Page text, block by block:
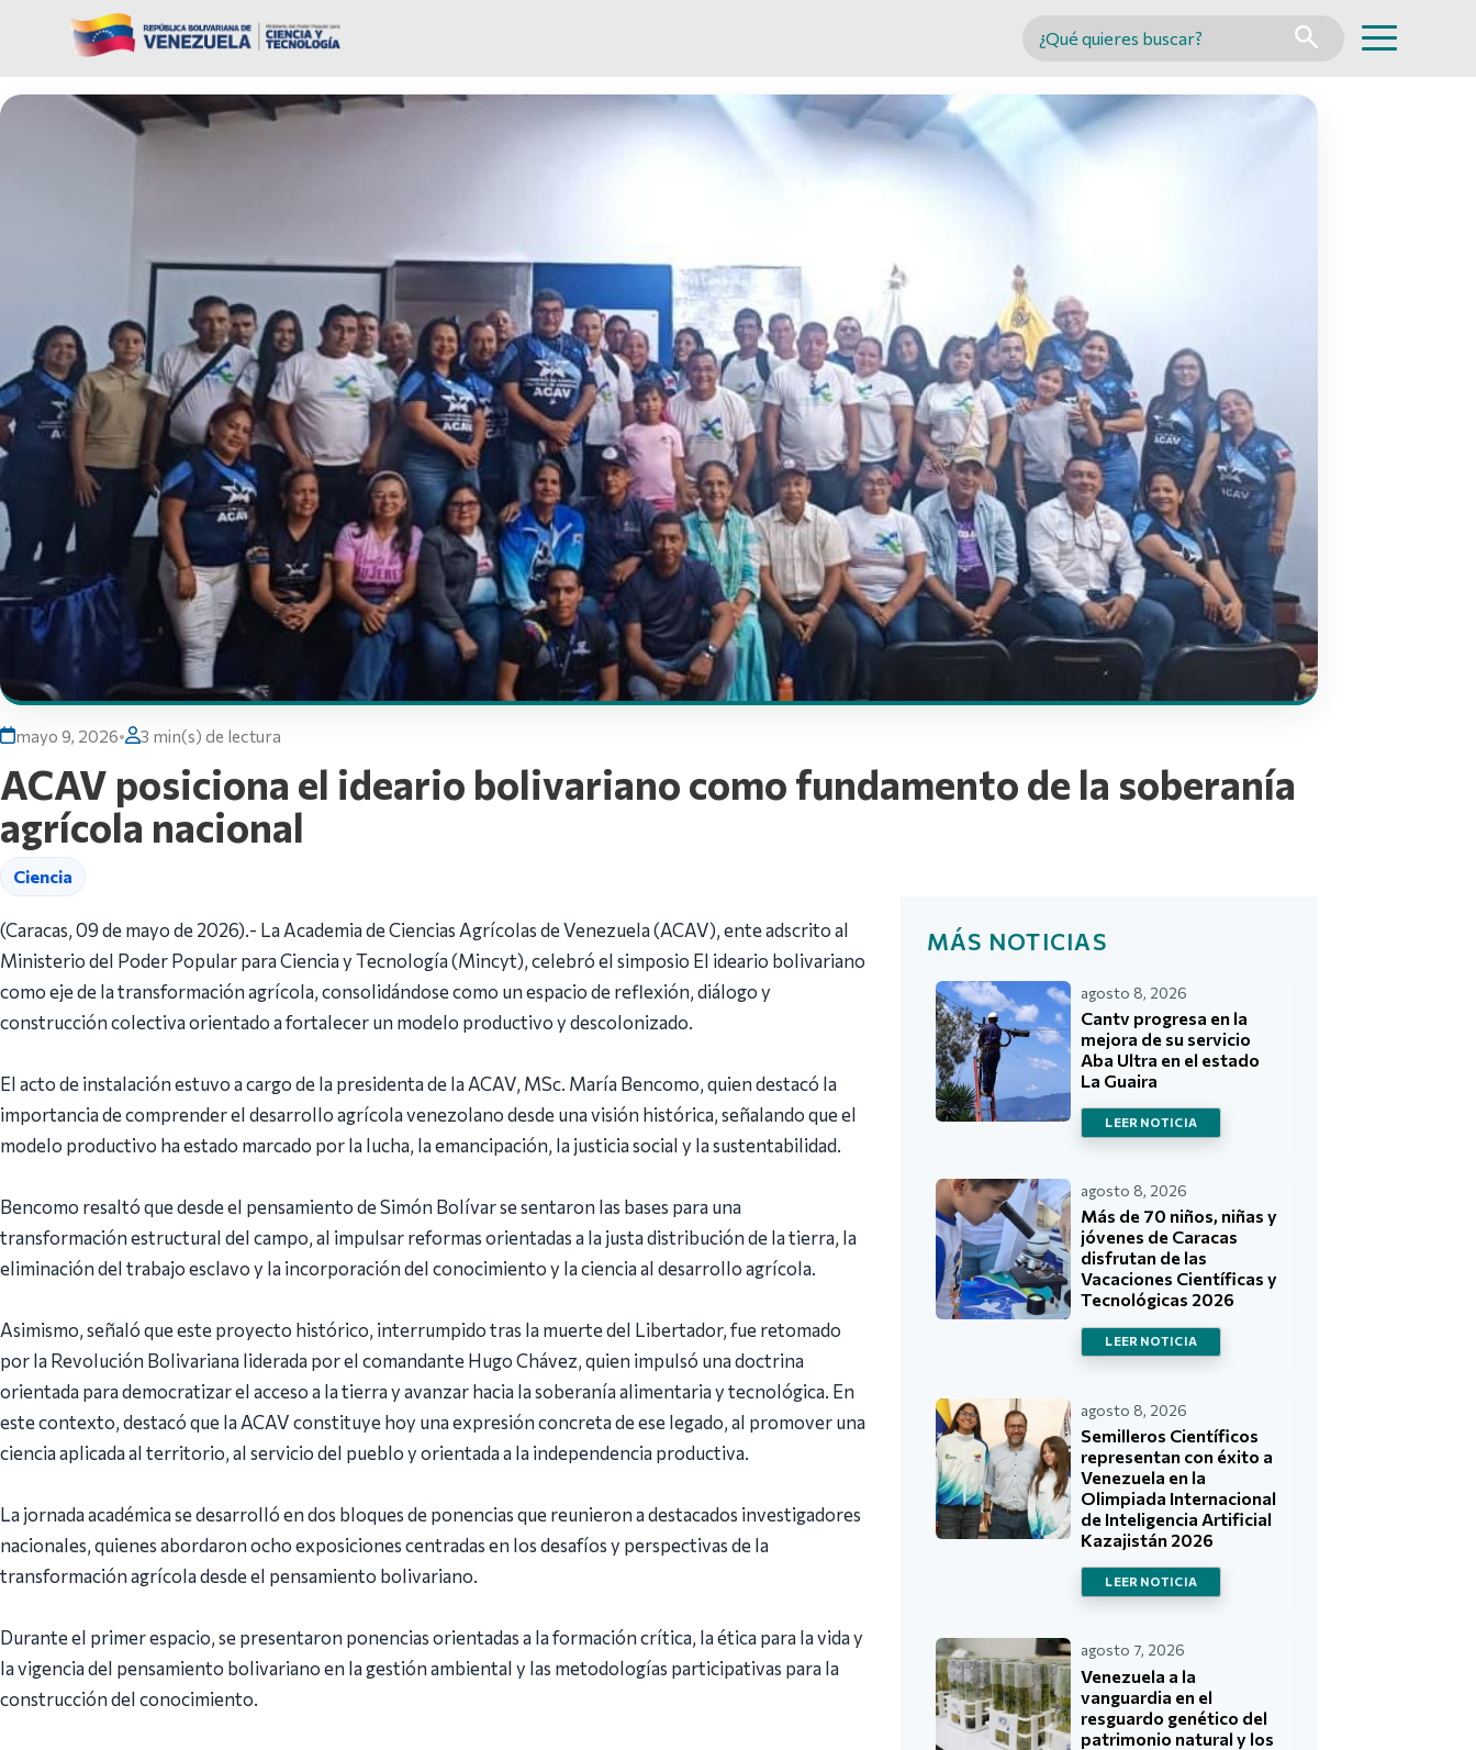
Buscar en MINCYT
mayo 9, 2026• 3 min(s) de lectura
ACAV posiciona el ideario bolivariano como fundamento de la soberanía
agrícola nacional
Ciencia
(Caracas, 09 de mayo de 2026).- La Academia de Ciencias Agrícolas de Venezuela (ACAV), ente adscrito al
Ministerio del Poder Popular para Ciencia y Tecnología (Mincyt), celebró el simposio El ideario bolivariano
como eje de la transformación agrícola, consolidándose como un espacio de reflexión, diálogo y
construcción colectiva orientado a fortalecer un modelo productivo y descolonizado.
El acto de instalación estuvo a cargo de la presidenta de la ACAV, MSc. María Bencomo, quien destacó la
importancia de comprender el desarrollo agrícola venezolano desde una visión histórica, señalando que el
modelo productivo ha estado marcado por la lucha, la emancipación, la justicia social y la sustentabilidad.
Bencomo resaltó que desde el pensamiento de Simón Bolívar se sentaron las bases para una
transformación estructural del campo, al impulsar reformas orientadas a la justa distribución de la tierra, la
eliminación del trabajo esclavo y la incorporación del conocimiento y la ciencia al desarrollo agrícola.
Asimismo, señaló que este proyecto histórico, interrumpido tras la muerte del Libertador, fue retomado
por la Revolución Bolivariana liderada por el comandante Hugo Chávez, quien impulsó una doctrina
orientada para democratizar el acceso a la tierra y avanzar hacia la soberanía alimentaria y tecnológica. En
este contexto, destacó que la ACAV constituye hoy una expresión concreta de ese legado, al promover una
ciencia aplicada al territorio, al servicio del pueblo y orientada a la independencia productiva.
La jornada académica se desarrolló en dos bloques de ponencias que reunieron a destacados investigadores
nacionales, quienes abordaron ocho exposiciones centradas en los desafíos y perspectivas de la
transformación agrícola desde el pensamiento bolivariano.
Durante el primer espacio, se presentaron ponencias orientadas a la formación crítica, la ética para la vida y
la vigencia del pensamiento bolivariano en la gestión ambiental y las metodologías participativas para la
construcción del conocimiento.
MÁS NOTICIAS
agosto 8, 2026
Cantv progresa en la
mejora de su servicio
Aba Ultra en el estado
La Guaira
LEER NOTICIA
agosto 8, 2026
Más de 70 niños, niñas y
jóvenes de Caracas
disfrutan de las
Vacaciones Científicas y
Tecnológicas 2026
LEER NOTICIA
agosto 8, 2026
Semilleros Científicos
representan con éxito a
Venezuela en la
Olimpiada Internacional
de Inteligencia Artificial
Kazajistán 2026
LEER NOTICIA
agosto 7, 2026
Venezuela a la
vanguardia en el
resguardo genético del
patrimonio natural y los